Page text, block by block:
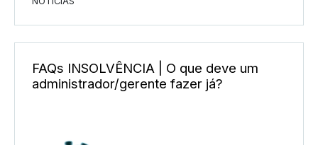
FAQs INSOLVÊNCIA | O que deve um
administrador/gerente fazer já?